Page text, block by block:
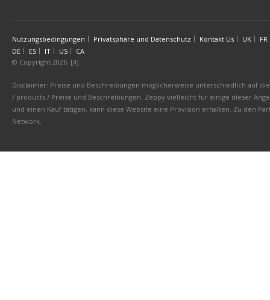
Nutzungsbedingungen Privatsphäre und Datenschutz Kontakt Us UK
FR
DE
ES IT US
CA
© Copyright 2026. [4]
Disclaimer: Preise und Beschreibungen möglicherweise unterschiedlich auf
/ products / Preise und Beschreibungen. Zeppy vielleicht für einige dieser
und einen Kauf tätigen, kann diese Website eine Provision erhalten. Zu den
Network.